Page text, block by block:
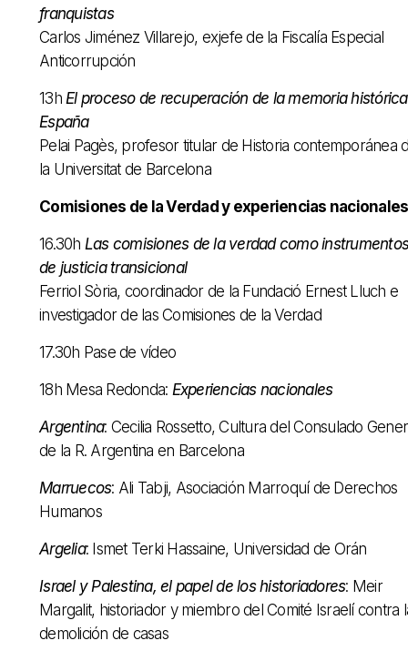
franquistas
Carlos Jiménez Villarejo, exjefe de la Fiscalía Especial
Anticorrupción
13h El proceso de recuperación de la memoria
España
Pelai Pagès, profesor titular de Historia contemporánea
la Universitat de Barcelona
Comisiones de la Verdad y experiencias nacionales
16.30h Las comisiones de la verdad como instrumentos
de justicia transicional
Ferriol Sòria, coordinador de la Fundació Ernest Lluch e
investigador de las Comisiones de la Verdad
17.30h Pase de vídeo
18h Mesa Redonda: Experiencias nacionales
Argentina: Cecilia Rossetto, Cultura del Consulado
de la R. Argentina en Barcelona
Marruecos: Ali Tabji, Asociación Marroquí de Derechos
Humanos
Argelia: Ismet Terki Hassaine, Universidad de Orán
Israel y Palestina, el papel de los historiadores: Meir
Margalit, historiador y miembro del Comité Israelí contra
demolición de casas